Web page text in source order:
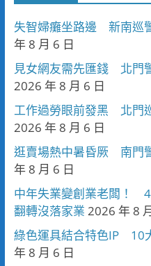
失智婦癱坐路邊 新南巡
年 8 月 6 日
見女網友需先匯錢 北門
2026 年 8 月 6 日
工作過勞眼前發黑 北門
2026 年 8 月 6 日
逛賣場熱中暑昏厥 南門
年 8 月 6 日
中年失業變創業老闆！
翻轉沒落家業 2026 年 8
綠色運具結合特色IP 10
年 8 月 6 日